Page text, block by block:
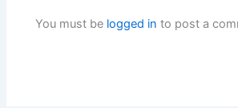
You must be logged in to post a